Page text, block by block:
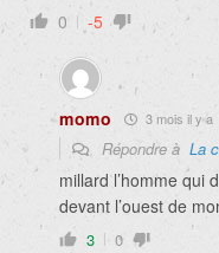
0 -5
momo 3 mois il y a
Répondre à La
millard l’homme qui
devant l’ouest de
3 0